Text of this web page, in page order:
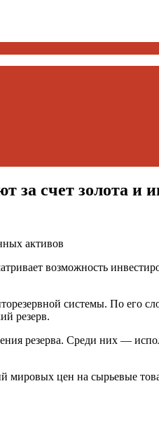
за счет золота и
возможность
системы. По его
резерв.
резерва. Среди них —
цен на сырьевые